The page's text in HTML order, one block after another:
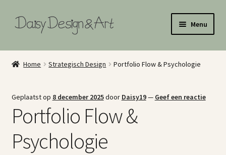
Ga
door
Ga
naar
Menu
Home
Art Licensing
Home Strategisch Design Portfolio Flow & Psychologie
Geplaatst op 8 december 2025door Daisy19— Geef een reactie
Portfolio Flow &
Psychologie